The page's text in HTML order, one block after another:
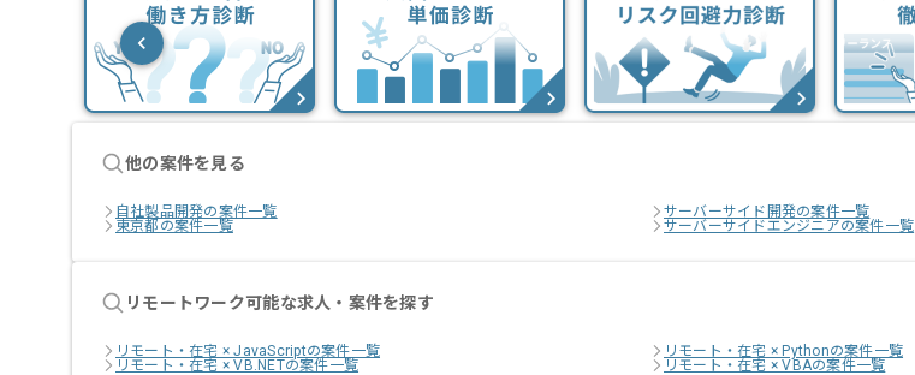
他の案件を見る
自社製品開発の案件一覧
サーバーサイド開発の案件一覧
東京都の案件一覧
サーバーサイドエンジニアの案件一覧
リモートワーク可能な求人・案件を探す
リモート・在宅 × JavaScriptの案件一覧
リモート・在宅 × Pythonの案件一覧
リモート・在宅 × VB.NETの案件一覧
リモート・在宅 × VBAの案件一覧